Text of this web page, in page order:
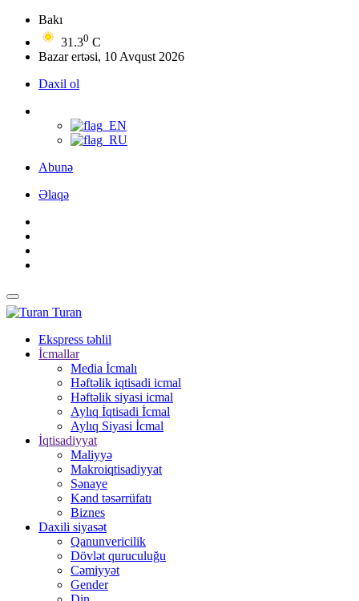
Bakı
31.30 C
Bazar ertəsi, 10 Avqust 2026
Daxil ol
Abunə
Əlaqə
Turan
Ekspress təhlil
İcmallar
Media İcmalı
Həftəlik iqtisadi icmal
Həftəlik siyasi icmal
Aylıq İqtisadi İcmal
Aylıq Siyasi İcmal
İqtisadiyyat
Maliyyə
Makroiqtisadiyyat
Sənaye
Kənd təsərrüfatı
Biznes
Daxili siyasət
Qanunvericilik
Dövlət quruculuğu
Cəmiyyət
Gender